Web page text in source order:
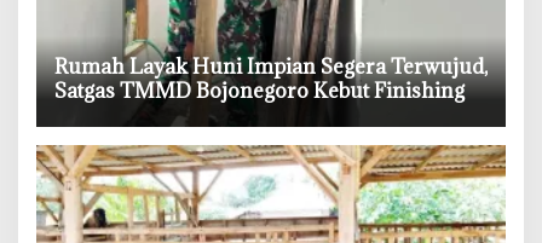
‎Rumah Layak Huni Impian Segera Terwujud,
Satgas TMMD Bojonegoro Kebut Finishing